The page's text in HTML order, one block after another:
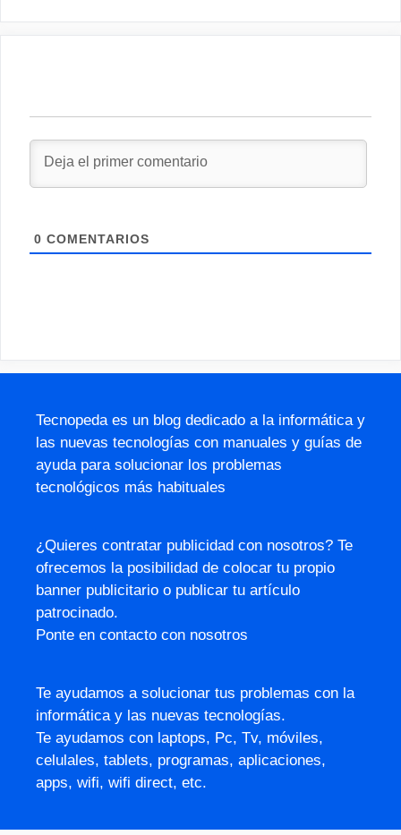
0 COMENTARIOS
Tecnopeda es un blog dedicado a la informática y
las nuevas tecnologías con manuales y guías de
ayuda para solucionar los problemas
tecnológicos más habituales
¿Quieres contratar publicidad con nosotros? Te
ofrecemos la posibilidad de colocar tu propio
banner publicitario o publicar tu artículo
patrocinado.
Ponte en contacto con nosotros
Te ayudamos a solucionar tus problemas con la
informática y las nuevas tecnologías.
Te ayudamos con laptops, Pc, Tv, móviles,
celulales, tablets, programas, aplicaciones,
apps, wifi, wifi direct, etc.